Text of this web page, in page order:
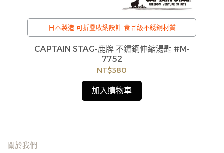
日本製造 可折疊收納設計 食品級不銹鋼材質
CAPTAIN STAG-鹿牌 不鏽鋼伸縮湯匙 #M-
7752
NT$380
加入購物車
關於我們